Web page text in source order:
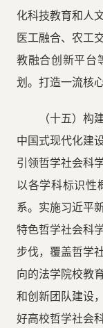
化科技教育和人
医工融合、农工
教融合创新平台
划。打造一流核
（十五）构
中国式现代化建
引领哲学社会科
以各学科标识性
系。实施习近平
特色哲学社会科
步伐，覆盖哲学
向的法学院校教
和创新团队建设
好高校哲学社会